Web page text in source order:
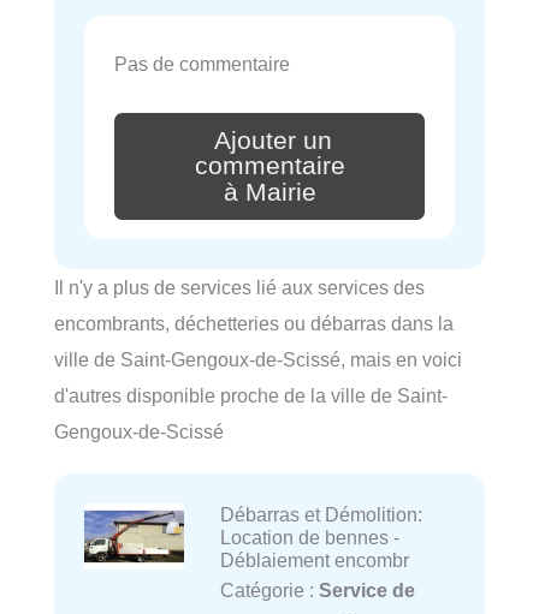
Pas de commentaire
Ajouter un
commentaire
à Mairie
Il n'y a plus de services lié aux services des
encombrants, déchetteries ou débarras dans la
ville de Saint-Gengoux-de-Scissé, mais en voici
d'autres disponible proche de la ville de Saint-
Gengoux-de-Scissé
Débarras et Démolition:
Location de bennes -
Déblaiement encombr
Catégorie : Service de